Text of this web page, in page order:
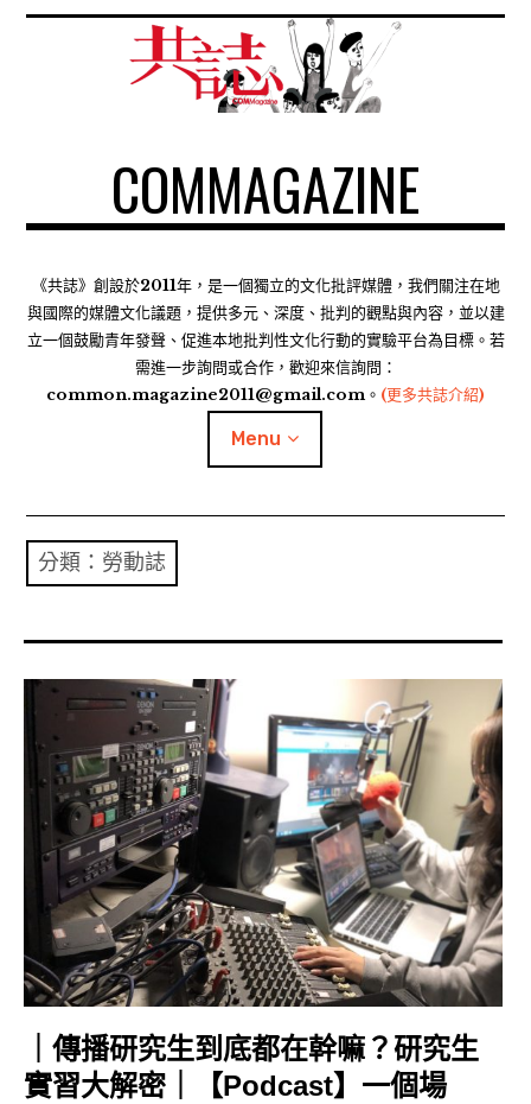
COMMAGAZINE
《共誌》創設於2011年，是一個獨立的文化批評媒體，我們關注在地
與國際的媒體文化議題，提供多元、深度、批判的觀點與內容，並以建
立一個鼓勵青年發聲、促進本地批判性文化行動的實驗平台為目標。若
需進一步詢問或合作，歡迎來信詢問：
common.magazine2011@gmail.com。 (更多共誌介紹)
Menu
共專題
文化誌
勞動誌
共誌寫手
各期目錄
索取共誌
分類：勞動誌
｜傳播研究生到底都在幹嘛？研究生
實習大解密｜【Podcast】一個場